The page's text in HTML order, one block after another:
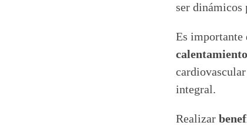
ser dinámicos
Es importante
integral.
Realizar